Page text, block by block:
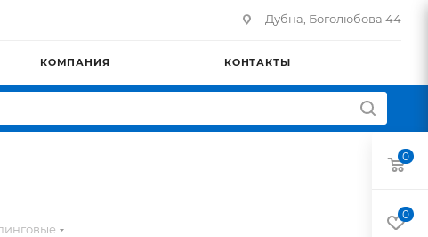
Дубна, Боголюбова 44
КОМПАНИЯ КОНТАКТЫ
0
0